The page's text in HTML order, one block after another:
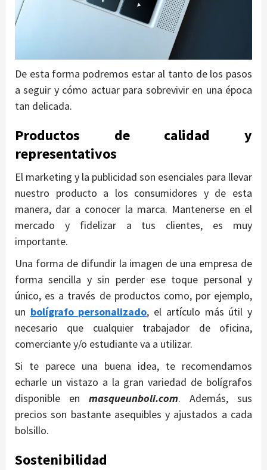
De esta forma podremos estar al tanto de los pasos
a seguir y cómo actuar para sobrevivir en una época
tan delicada.
Productos de calidad y
representativos
El marketing y la publicidad son esenciales para llevar
nuestro producto a los consumidores y de esta
manera, dar a conocer la marca. Mantenerse en el
mercado y fidelizar a tus clientes, es muy
importante.
Una forma de difundir la imagen de una empresa de
forma sencilla y sin perder ese toque personal y
único, es a través de productos como, por ejemplo,
un bolígrafo personalizado, el artículo más útil y
necesario que cualquier trabajador de oficina,
comerciante y/o estudiante va a utilizar.
Si te parece una buena idea, te recomendamos
echarle un vistazo a la gran variedad de bolígrafos
disponible en masqueunboli.com. Además, sus
precios son bastante asequibles y ajustados a cada
bolsillo.
Sostenibilidad